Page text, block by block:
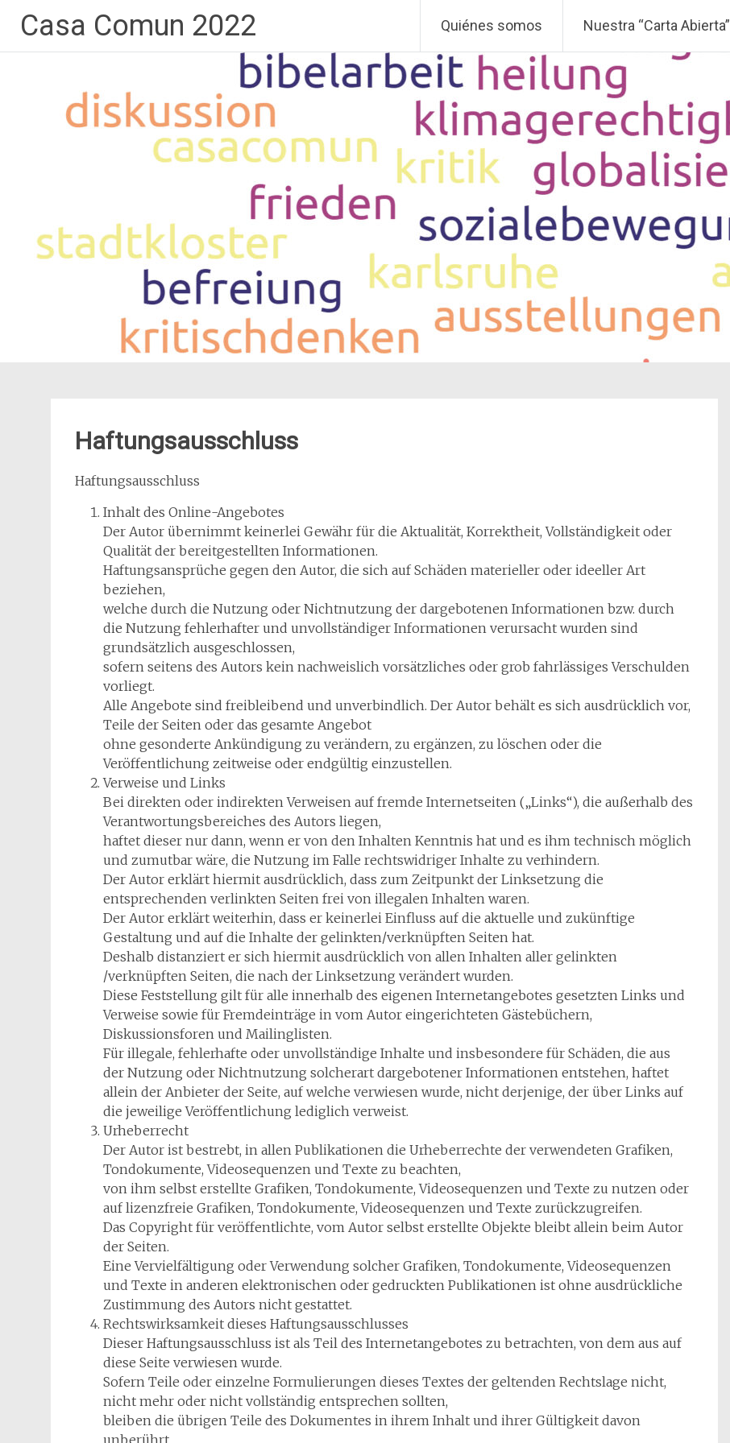
contenido
Casa Comun 2022 Quiénes somos Nuestra “Carta Abierta”
Haftungsausschluss
Haftungsausschluss
Inhalt des Online-Angebotes
Der Autor übernimmt keinerlei Gewähr für die Aktualität, Korrektheit, Vollständigkeit oder
Qualität der bereitgestellten Informationen.
Haftungsansprüche gegen den Autor, die sich auf Schäden materieller oder ideeller Art
beziehen,
welche durch die Nutzung oder Nichtnutzung der dargebotenen Informationen bzw. durch
die Nutzung fehlerhafter und unvollständiger Informationen verursacht wurden sind
grundsätzlich ausgeschlossen,
sofern seitens des Autors kein nachweislich vorsätzliches oder grob fahrlässiges Verschulden
vorliegt.
Alle Angebote sind freibleibend und unverbindlich. Der Autor behält es sich ausdrücklich vor,
Teile der Seiten oder das gesamte Angebot
ohne gesonderte Ankündigung zu verändern, zu ergänzen, zu löschen oder die
Veröffentlichung zeitweise oder endgültig einzustellen.
Verweise und Links
Bei direkten oder indirekten Verweisen auf fremde Internetseiten („Links“), die außerhalb des
Verantwortungsbereiches des Autors liegen,
haftet dieser nur dann, wenn er von den Inhalten Kenntnis hat und es ihm technisch möglich
und zumutbar wäre, die Nutzung im Falle rechtswidriger Inhalte zu verhindern.
Der Autor erklärt hiermit ausdrücklich, dass zum Zeitpunkt der Linksetzung die
entsprechenden verlinkten Seiten frei von illegalen Inhalten waren.
Der Autor erklärt weiterhin, dass er keinerlei Einfluss auf die aktuelle und zukünftige
Gestaltung und auf die Inhalte der gelinkten/verknüpften Seiten hat.
Deshalb distanziert er sich hiermit ausdrücklich von allen Inhalten aller gelinkten
/verknüpften Seiten, die nach der Linksetzung verändert wurden.
Diese Feststellung gilt für alle innerhalb des eigenen Internetangebotes gesetzten Links und
Verweise sowie für Fremdeinträge in vom Autor eingerichteten Gästebüchern,
Diskussionsforen und Mailinglisten.
Für illegale, fehlerhafte oder unvollständige Inhalte und insbesondere für Schäden, die aus
der Nutzung oder Nichtnutzung solcherart dargebotener Informationen entstehen, haftet
allein der Anbieter der Seite, auf welche verwiesen wurde, nicht derjenige, der über Links auf
die jeweilige Veröffentlichung lediglich verweist.
Urheberrecht
Der Autor ist bestrebt, in allen Publikationen die Urheberrechte der verwendeten Grafiken,
Tondokumente, Videosequenzen und Texte zu beachten,
von ihm selbst erstellte Grafiken, Tondokumente, Videosequenzen und Texte zu nutzen oder
auf lizenzfreie Grafiken, Tondokumente, Videosequenzen und Texte zurückzugreifen.
Das Copyright für veröffentlichte, vom Autor selbst erstellte Objekte bleibt allein beim Autor
der Seiten.
Eine Vervielfältigung oder Verwendung solcher Grafiken, Tondokumente, Videosequenzen
und Texte in anderen elektronischen oder gedruckten Publikationen ist ohne ausdrückliche
Zustimmung des Autors nicht gestattet.
Rechtswirksamkeit dieses Haftungsausschlusses
Dieser Haftungsausschluss ist als Teil des Internetangebotes zu betrachten, von dem aus auf
diese Seite verwiesen wurde.
Sofern Teile oder einzelne Formulierungen dieses Textes der geltenden Rechtslage nicht,
nicht mehr oder nicht vollständig entsprechen sollten,
bleiben die übrigen Teile des Dokumentes in ihrem Inhalt und ihrer Gültigkeit davon
unberührt.